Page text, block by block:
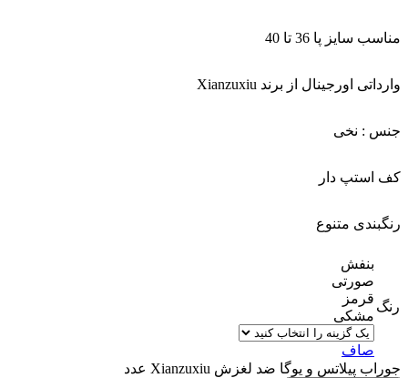
مناسب سایز پا 36 تا 40
وارداتی اورجینال از برند Xianzuxiu
جنس : نخی
کف استپ دار
رنگبندی متنوع
رنگ
بنفش
صورتی
قرمز
مشکی
صاف
جوراب پیلاتس و یوگا ضد لغزش Xianzuxiu عدد